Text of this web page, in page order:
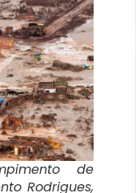
de
Rodrigues,